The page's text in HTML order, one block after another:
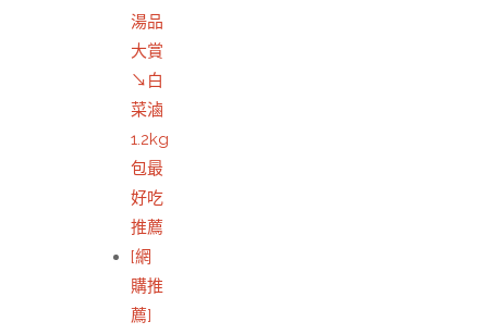
湯品
大賞
↘白
菜滷
1.2kg
包最
好吃
推薦
[網
購推
薦]